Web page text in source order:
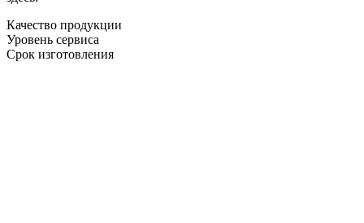
Качество продукции
Уровень сервиса
Срок изготовления